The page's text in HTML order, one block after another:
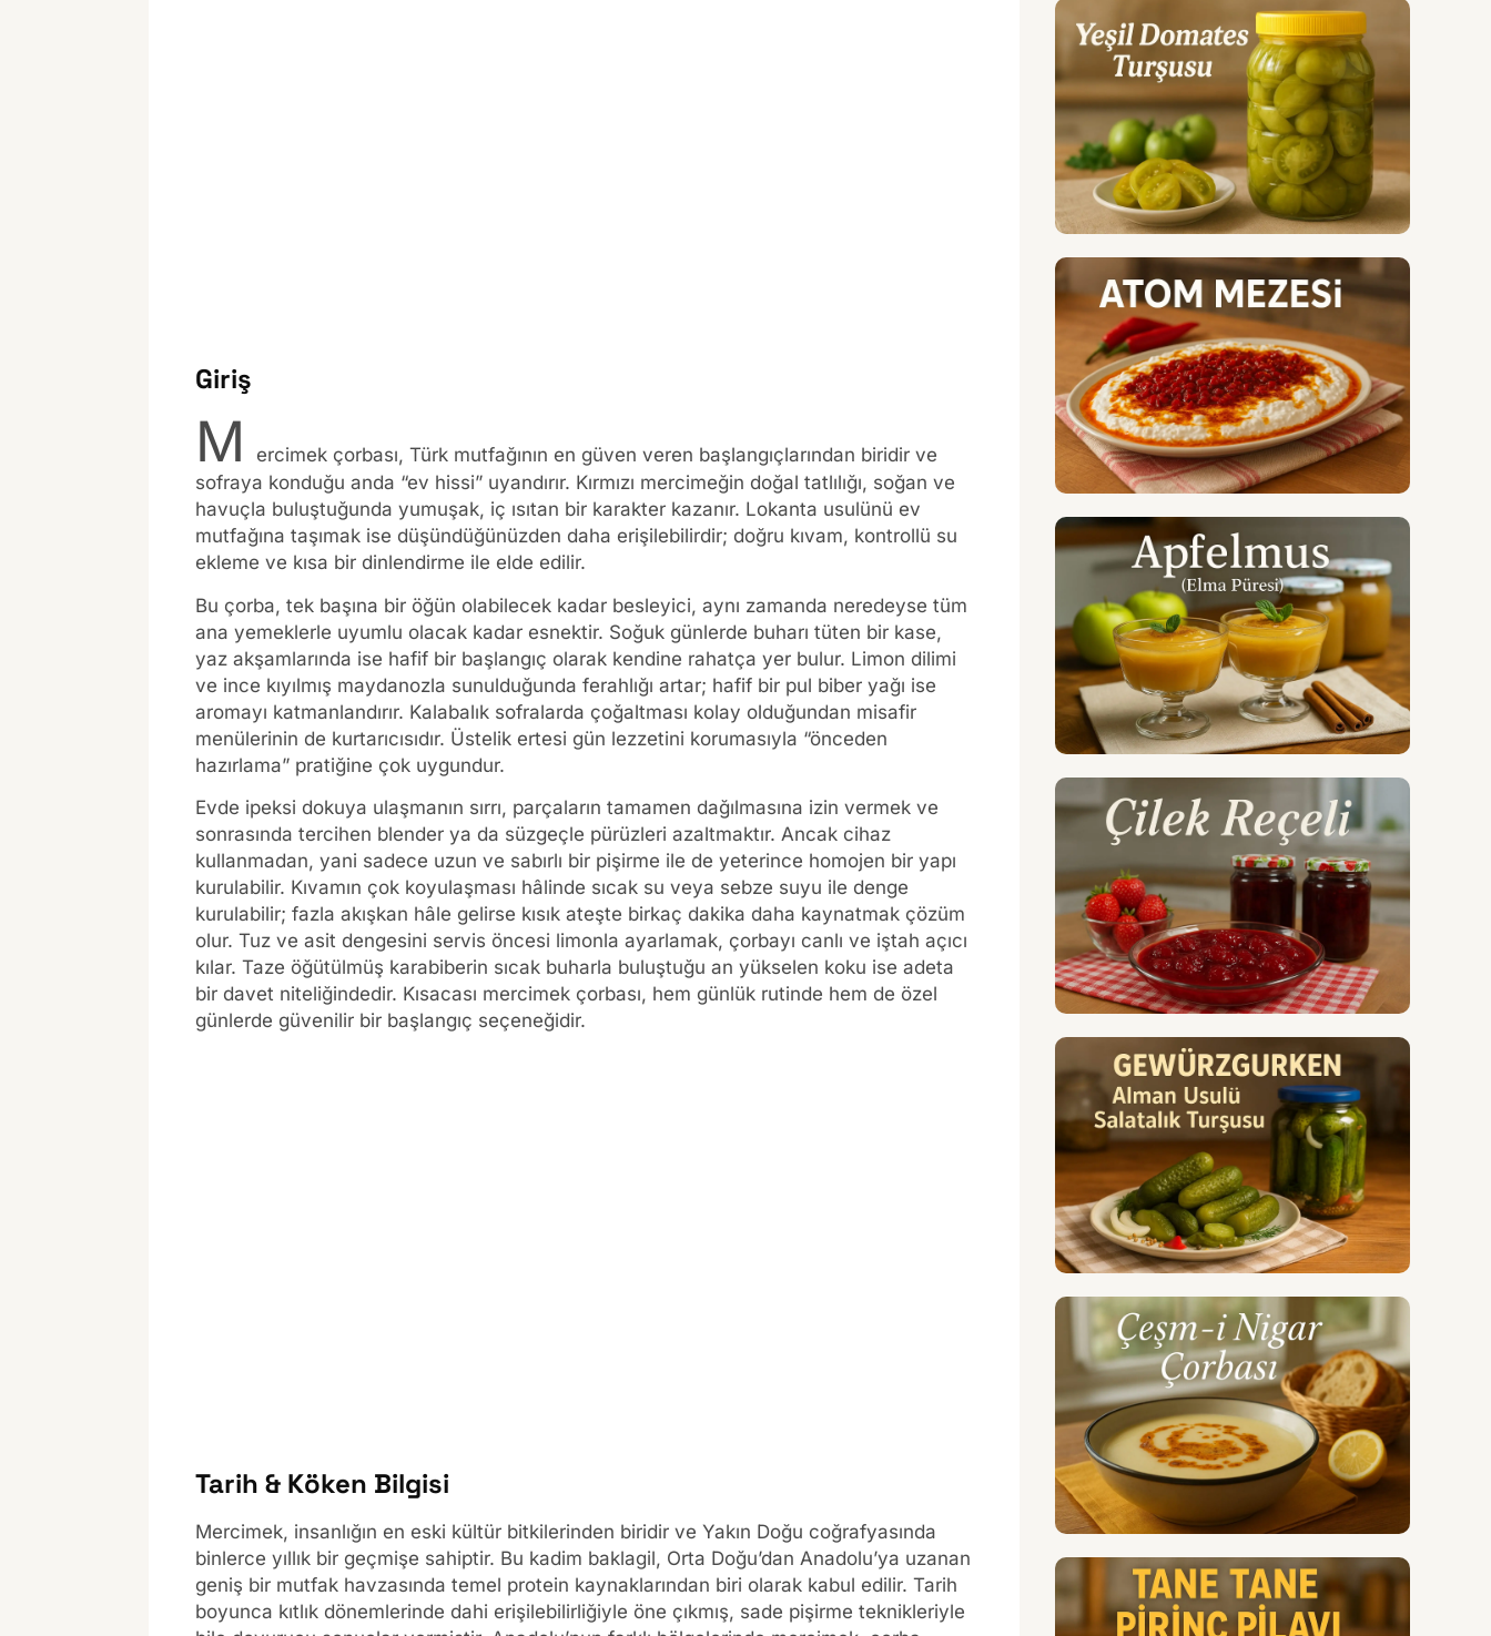
Giriş
M
ercimek çorbası, Türk mutfağının en güven veren başlangıçlarından biridir ve
sofraya konduğu anda “ev hissi” uyandırır. Kırmızı mercimeğin doğal tatlılığı, soğan ve
havuçla buluştuğunda yumuşak, iç ısıtan bir karakter kazanır. Lokanta usulünü ev
mutfağına taşımak ise düşündüğünüzden daha erişilebilirdir; doğru kıvam, kontrollü su
ekleme ve kısa bir dinlendirme ile elde edilir.
Bu çorba, tek başına bir öğün olabilecek kadar besleyici, aynı zamanda neredeyse tüm
ana yemeklerle uyumlu olacak kadar esnektir. Soğuk günlerde buharı tüten bir kase,
yaz akşamlarında ise hafif bir başlangıç olarak kendine rahatça yer bulur. Limon dilimi
ve ince kıyılmış maydanozla sunulduğunda ferahlığı artar; hafif bir pul biber yağı ise
aromayı katmanlandırır. Kalabalık sofralarda çoğaltması kolay olduğundan misafir
menülerinin de kurtarıcısıdır. Üstelik ertesi gün lezzetini korumasıyla “önceden
hazırlama” pratiğine çok uygundur.
Evde ipeksi dokuya ulaşmanın sırrı, parçaların tamamen dağılmasına izin vermek ve
sonrasında tercihen blender ya da süzgeçle pürüzleri azaltmaktır. Ancak cihaz
kullanmadan, yani sadece uzun ve sabırlı bir pişirme ile de yeterince homojen bir yapı
kurulabilir. Kıvamın çok koyulaşması hâlinde sıcak su veya sebze suyu ile denge
kurulabilir; fazla akışkan hâle gelirse kısık ateşte birkaç dakika daha kaynatmak çözüm
olur. Tuz ve asit dengesini servis öncesi limonla ayarlamak, çorbayı canlı ve iştah açıcı
kılar. Taze öğütülmüş karabiberin sıcak buharla buluştuğu an yükselen koku ise adeta
bir davet niteliğindedir. Kısacası mercimek çorbası, hem günlük rutinde hem de özel
günlerde güvenilir bir başlangıç seçeneğidir.
Tarih & Köken Bilgisi
Mercimek, insanlığın en eski kültür bitkilerinden biridir ve Yakın Doğu coğrafyasında
binlerce yıllık bir geçmişe sahiptir. Bu kadim baklagil, Orta Doğu’dan Anadolu’ya uzanan
geniş bir mutfak havzasında temel protein kaynaklarından biri olarak kabul edilir. Tarih
boyunca kıtlık dönemlerinde dahi erişilebilirliğiyle öne çıkmış, sade pişirme teknikleriyle